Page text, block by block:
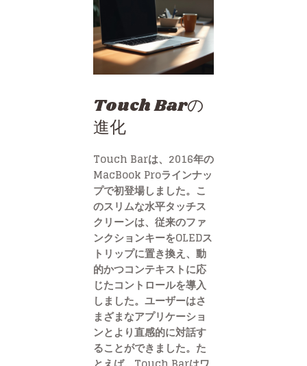
Touch Barの
進化
Touch Barは、2016年の
MacBook Proラインナッ
プで初登場しました。こ
のスリムな水平タッチス
クリーンは、従来のファ
ンクションキーをOLEDス
トリップに置き換え、動
的かつコンテキストに応
じたコントロールを導入
しました。ユーザーはさ
まざまなアプリケーショ
ンとより直感的に対話す
ることができました。た